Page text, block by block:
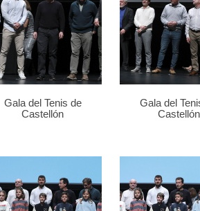
Gala del Tenis de
Castellón
Gala del
Castellón